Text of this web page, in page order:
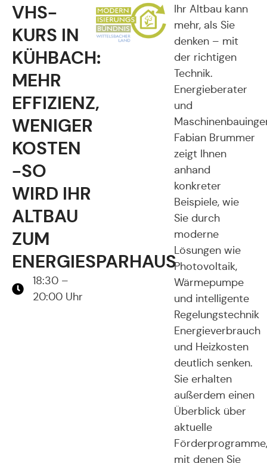
VHS-
KURS IN
KÜHBACH:
MEHR
EFFIZIENZ,
WENIGER
KOSTEN
-SO
WIRD IHR
ALTBAU
ZUM
ENERGIESPARHAUS
18:30 –
20:00 Uhr
Ihr Altbau kann
mehr, als Sie
denken – mit
der richtigen
Technik.
Energieberater
und
Fabian Brummer
zeigt Ihnen
anhand
konkreter
Beispiele, wie
Sie durch
moderne
Lösungen wie
Photovoltaik,
Wärmepumpe
und intelligente
Regelungstechnik
Energieverbrauch
und Heizkosten
deutlich senken.
Sie erhalten
außerdem einen
Überblick über
aktuelle
Förderprogramme,
mit denen Sie